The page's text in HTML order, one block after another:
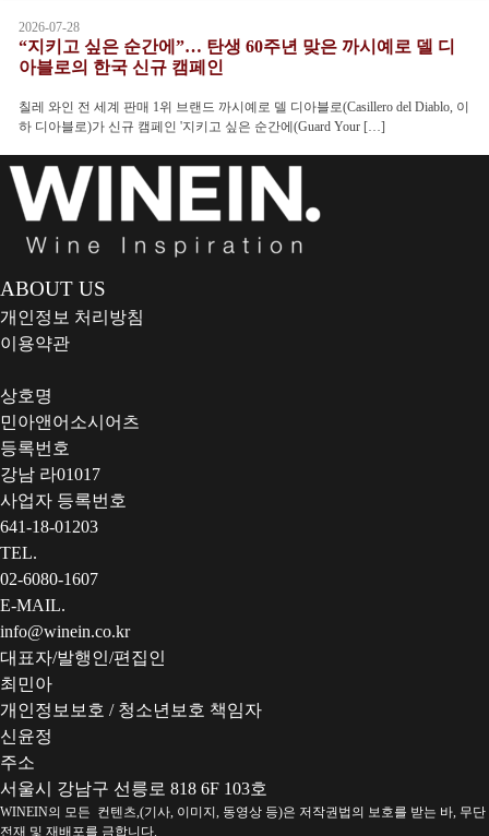
2026-07-28
“지키고 싶은 순간에”… 탄생 60주년 맞은 까시예로 델 디
아블로의 한국 신규 캠페인
칠레 와인 전 세계 판매 1위 브랜드 까시예로 델 디아블로(Casillero del Diablo, 이
하 디아블로)가 신규 캠페인 '지키고 싶은 순간에(Guard Your […]
ABOUT US
개인정보 처리방침
이용약관
상호명
민아앤어소시어츠
등록번호
강남 라01017
사업자 등록번호
641-18-01203
TEL.
02-6080-1607
E-MAIL.
info@winein.co.kr
대표자/발행인/편집인
최민아
개인정보보호 / 청소년보호 책임자
신윤정
주소
서울시 강남구 선릉로 818 6F 103호
WINEIN의 모든 컨텐츠,(기사, 이미지, 동영상 등)은 저작권법의 보호를 받는 바, 무단
전재 및 재배포를 금합니다.